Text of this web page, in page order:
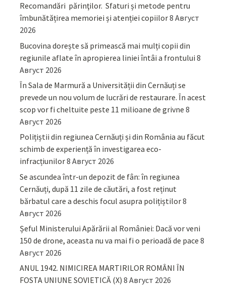
Recomandări părinţilor. Sfaturi și metode pentru
îmbunătățirea memoriei și atenției copiilor8 Август
2026
Bucovina dorește să primească mai mulți copii din
regiunile aflate în apropierea liniei întâi a frontului 8
Август 2026
În Sala de Marmură a Universității din Cernăuți se
prevede un nou volum de lucrări de restaurare. În acest
scop vor fi cheltuite peste 11 milioane de grivne 8
Август 2026
Polițiștii din regiunea Cernăuți și din România au făcut
schimb de experiență în investigarea eco-
infracțiunilor8 Август 2026
Se ascundea într-un depozit de fân: în regiunea
Cernăuți, după 11 zile de căutări, a fost reținut
bărbatul care a deschis focul asupra polițiștilor8
Август 2026
Șeful Ministerului Apărării al României: Dacă vor veni
150 de drone, aceasta nu va mai fi o perioadă de pace 8
Август 2026
ANUL 1942. NIMICIREA MARTIRILOR ROMÂNI ÎN
FOSTA UNIUNE SOVIETICĂ (X) 8 Август 2026